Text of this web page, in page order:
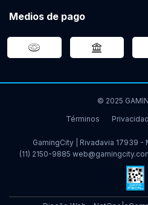
Medios de pago
© 2025
Términos
Privacidad
GamingCity | Rivadavia 17939 -
(11) 2150-9885